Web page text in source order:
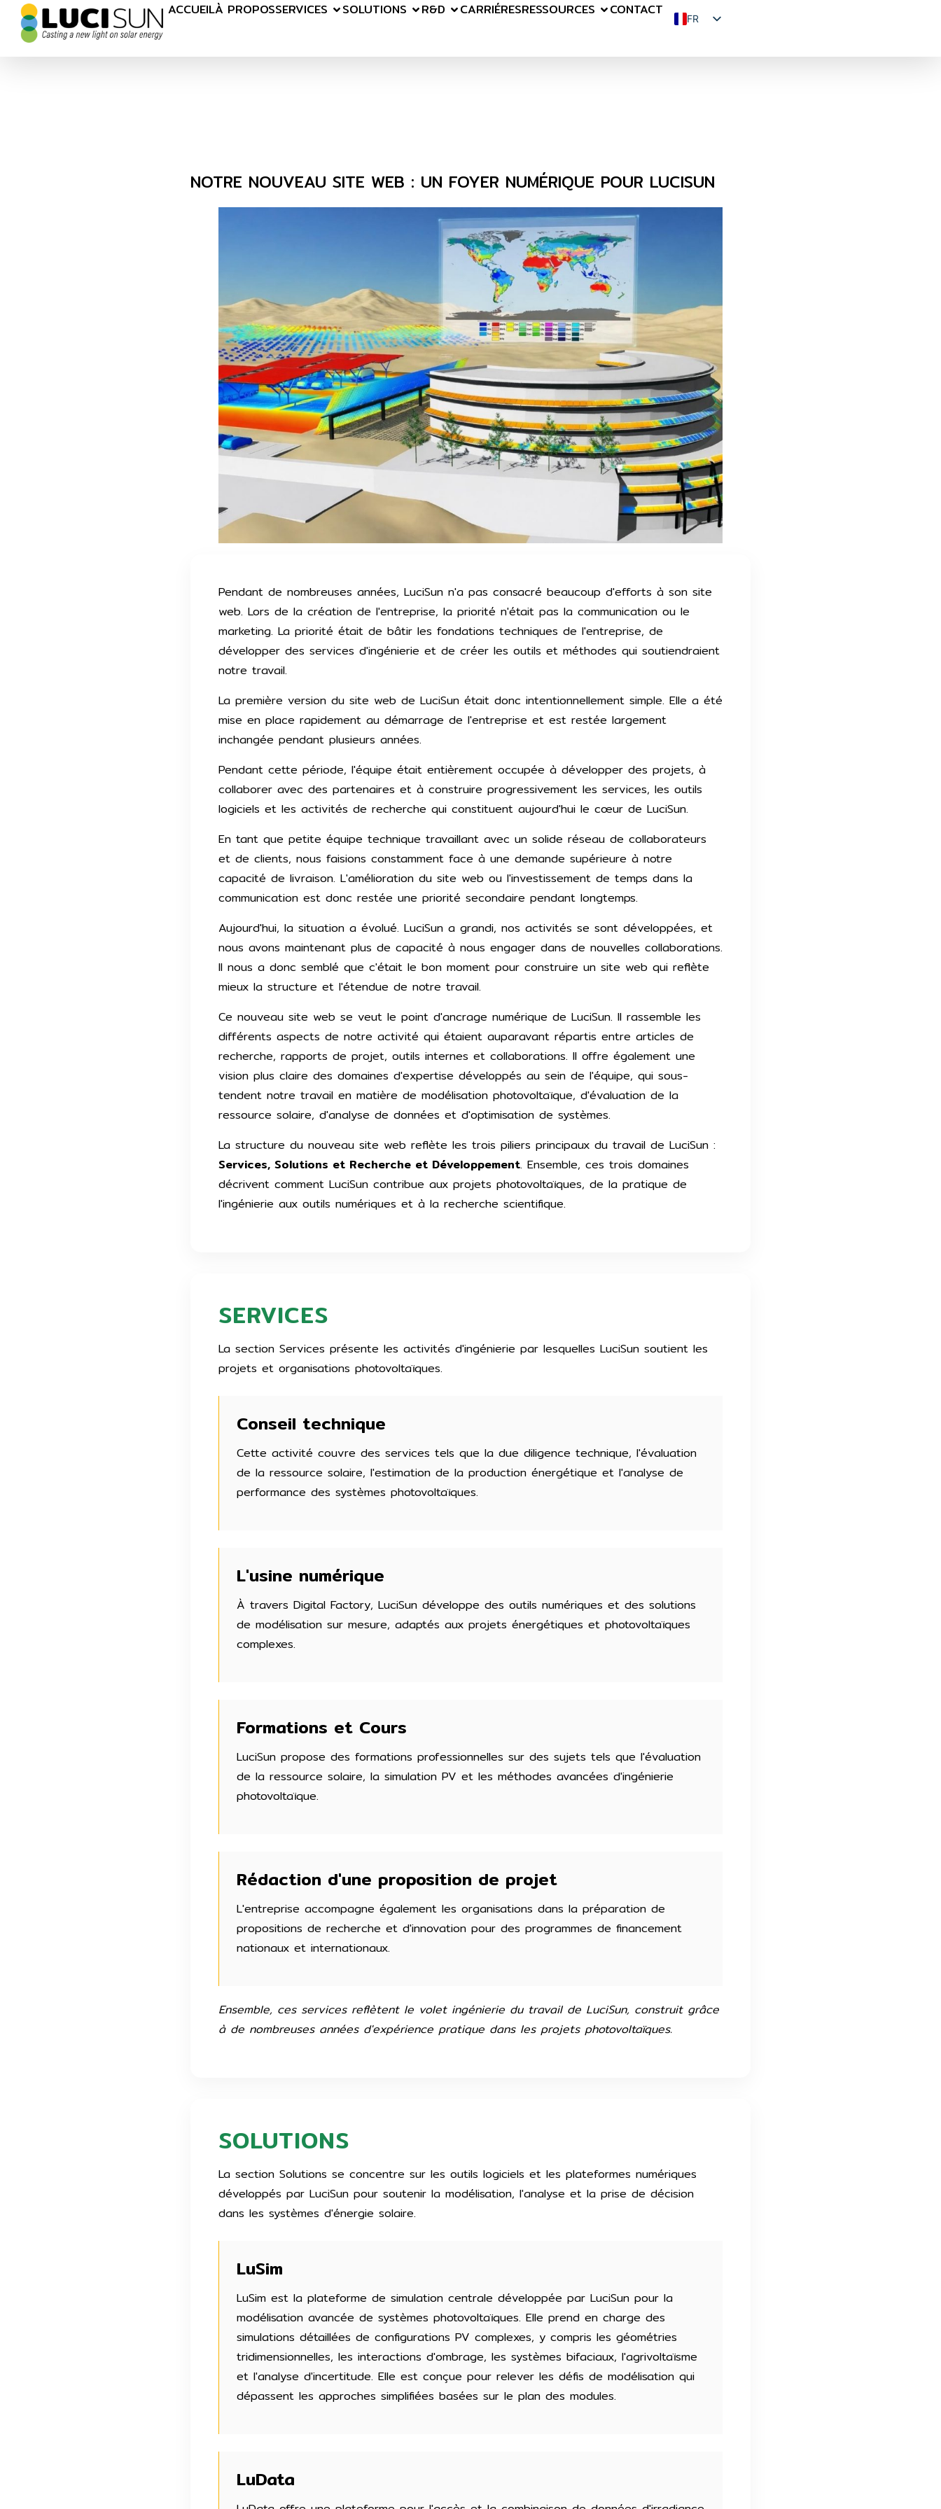
ACCUEILÀ PROPOSSERVICES SOLUTIONS R&D CARRIÉRESRESSOURCES CONTACT
FR
NOTRE NOUVEAU SITE WEB : UN FOYER NUMÉRIQUE POUR LUCISUN
Pendant de nombreuses années, LuciSun n'a pas consacré beaucoup d'efforts à son site
web. Lors de la création de l'entreprise, la priorité n'était pas la communication ou le
marketing. La priorité était de bâtir les fondations techniques de l'entreprise, de
développer des services d'ingénierie et de créer les outils et méthodes qui soutiendraient
notre travail.
La première version du site web de LuciSun était donc intentionnellement simple. Elle a été
mise en place rapidement au démarrage de l'entreprise et est restée largement
inchangée pendant plusieurs années.
Pendant cette période, l'équipe était entièrement occupée à développer des projets, à
collaborer avec des partenaires et à construire progressivement les services, les outils
logiciels et les activités de recherche qui constituent aujourd'hui le cœur de LuciSun.
En tant que petite équipe technique travaillant avec un solide réseau de collaborateurs
et de clients, nous faisions constamment face à une demande supérieure à notre
capacité de livraison. L'amélioration du site web ou l'investissement de temps dans la
communication est donc restée une priorité secondaire pendant longtemps.
Aujourd'hui, la situation a évolué. LuciSun a grandi, nos activités se sont développées, et
nous avons maintenant plus de capacité à nous engager dans de nouvelles collaborations.
Il nous a donc semblé que c'était le bon moment pour construire un site web qui reflète
mieux la structure et l'étendue de notre travail.
Ce nouveau site web se veut le point d'ancrage numérique de LuciSun. Il rassemble les
différents aspects de notre activité qui étaient auparavant répartis entre articles de
recherche, rapports de projet, outils internes et collaborations. Il offre également une
vision plus claire des domaines d'expertise développés au sein de l'équipe, qui sous-
tendent notre travail en matière de modélisation photovoltaïque, d'évaluation de la
ressource solaire, d'analyse de données et d'optimisation de systèmes.
La structure du nouveau site web reflète les trois piliers principaux du travail de LuciSun :
Services, Solutions et Recherche et Développement. Ensemble, ces trois domaines
décrivent comment LuciSun contribue aux projets photovoltaïques, de la pratique de
l'ingénierie aux outils numériques et à la recherche scientifique.
SERVICES
La section Services présente les activités d'ingénierie par lesquelles LuciSun soutient les
projets et organisations photovoltaïques.
Conseil technique
Cette activité couvre des services tels que la due diligence technique, l'évaluation
de la ressource solaire, l'estimation de la production énergétique et l'analyse de
performance des systèmes photovoltaïques.
L'usine numérique
À travers Digital Factory, LuciSun développe des outils numériques et des solutions
de modélisation sur mesure, adaptés aux projets énergétiques et photovoltaïques
complexes.
Formations et Cours
LuciSun propose des formations professionnelles sur des sujets tels que l'évaluation
de la ressource solaire, la simulation PV et les méthodes avancées d'ingénierie
photovoltaïque.
Rédaction d'une proposition de projet
L'entreprise accompagne également les organisations dans la préparation de
propositions de recherche et d'innovation pour des programmes de financement
nationaux et internationaux.
Ensemble, ces services reflètent le volet ingénierie du travail de LuciSun, construit grâce
à de nombreuses années d'expérience pratique dans les projets photovoltaïques.
SOLUTIONS
La section Solutions se concentre sur les outils logiciels et les plateformes numériques
développés par LuciSun pour soutenir la modélisation, l'analyse et la prise de décision
dans les systèmes d'énergie solaire.
LuSim
LuSim est la plateforme de simulation centrale développée par LuciSun pour la
modélisation avancée de systèmes photovoltaïques. Elle prend en charge des
simulations détaillées de configurations PV complexes, y compris les géométries
tridimensionnelles, les interactions d'ombrage, les systèmes bifaciaux, l'agrivoltaïsme
et l'analyse d'incertitude. Elle est conçue pour relever les défis de modélisation qui
dépassent les approches simplifiées basées sur le plan des modules.
LuData